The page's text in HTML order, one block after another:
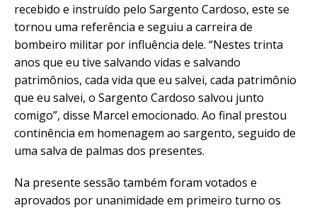
recebido e instruído pelo Sargento Cardoso, este se
tornou uma referência e seguiu a carreira de
bombeiro militar por influência dele. “Nestes trinta
anos que eu tive salvando vidas e salvando
patrimônios, cada vida que eu salvei, cada patrimônio
que eu salvei, o Sargento Cardoso salvou junto
comigo”, disse Marcel emocionado. Ao final prestou
continência em homenagem ao sargento, seguido de
uma salva de palmas dos presentes.
Na presente sessão também foram votados e
aprovados por unanimidade em primeiro turno os